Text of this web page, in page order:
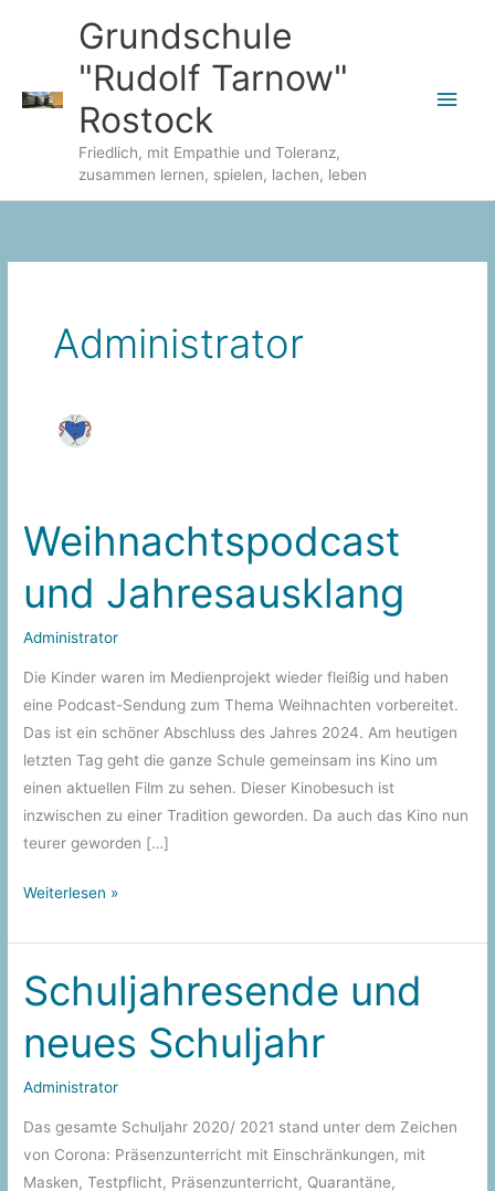
Grundschule
"Rudolf Tarnow"
Rostock
Friedlich, mit Empathie und Toleranz,
zusammen lernen, spielen, lachen, leben
Administrator
Weihnachtspodcast
und Jahresausklang
Administrator
Die Kinder waren im Medienprojekt wieder fleißig und haben
eine Podcast-Sendung zum Thema Weihnachten vorbereitet.
Das ist ein schöner Abschluss des Jahres 2024. Am heutigen
letzten Tag geht die ganze Schule gemeinsam ins Kino um
einen aktuellen Film zu sehen. Dieser Kinobesuch ist
inzwischen zu einer Tradition geworden. Da auch das Kino nun
teurer geworden […]
Weihnachtspodcast
Jahresausklang
Weiterlesen »
Schuljahresende und
neues Schuljahr
Administrator
Das gesamte Schuljahr 2020/ 2021 stand unter dem Zeichen
von Corona: Präsenzunterricht mit Einschränkungen, mit
Masken, Testpflicht, Präsenzunterricht, Quarantäne,